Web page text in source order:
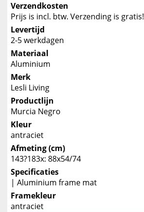
Verzendkosten
Prijs is incl. btw. Verzending is gratis!
Levertijd
2-5 werkdagen
Materiaal
Aluminium
Merk
Lesli Living
Productlijn
Murcia Negro
Kleur
antraciet
Afmeting (cm)
143?183x: 88x54/74
Specificaties
| Aluminium frame mat
Framekleur
antraciet